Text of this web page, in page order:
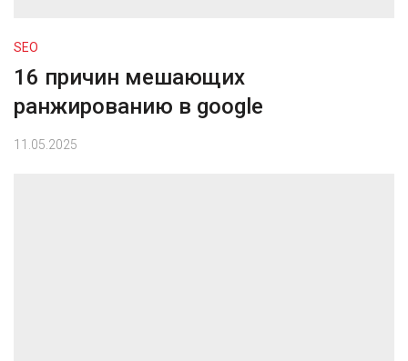
SEO
16 причин мешающих
ранжированию в google
11.05.2025